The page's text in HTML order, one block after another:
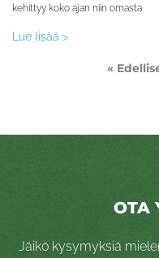
kehittyy koko ajan niin omasta
Lue lisää >
«
OTA
Jäikö kysymyksiä